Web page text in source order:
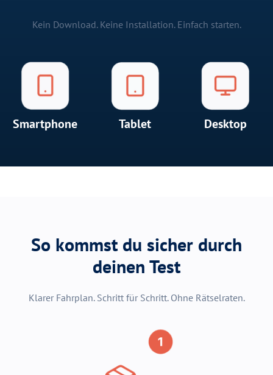
Kein Download. Keine Installation. Einfach starten.
Smartphone Tablet Desktop
So kommst du sicher durch
deinen Test
Klarer Fahrplan. Schritt für Schritt. Ohne Rätselraten.